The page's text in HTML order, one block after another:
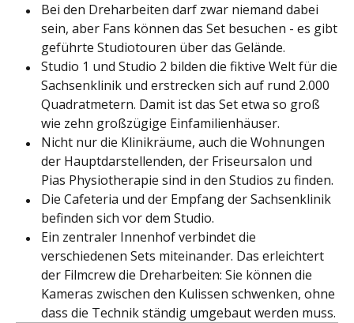
Bei den Dreharbeiten darf zwar niemand dabei
sein, aber Fans können das Set besuchen - es gibt
geführte Studiotouren über das Gelände.
Studio 1 und Studio 2 bilden die fiktive Welt für die
Sachsenklinik und erstrecken sich auf rund 2.000
Quadratmetern. Damit ist das Set etwa so groß
wie zehn großzügige Einfamilienhäuser.
Nicht nur die Klinikräume, auch die Wohnungen
der Hauptdarstellenden, der Friseursalon und
Pias Physiotherapie sind in den Studios zu finden.
Die Cafeteria und der Empfang der Sachsenklinik
befinden sich vor dem Studio.
Ein zentraler Innenhof verbindet die
verschiedenen Sets miteinander. Das erleichtert
der Filmcrew die Dreharbeiten: Sie können die
Kameras zwischen den Kulissen schwenken, ohne
dass die Technik ständig umgebaut werden muss.